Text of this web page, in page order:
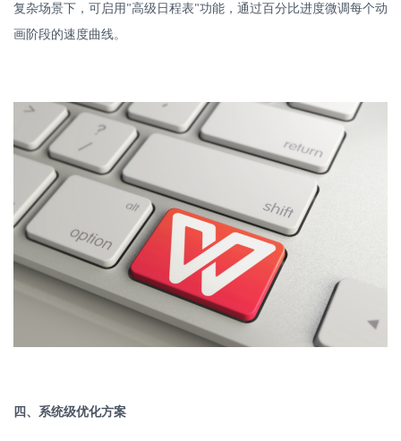
复杂场景下，可启用 "高级日程表"功能，通过百分比进度微调每个动
画阶段的速度曲线。
四、系统级优化方案